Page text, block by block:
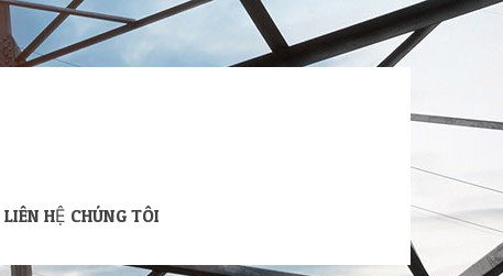
LIÊN HỆ CHÚNG TÔI